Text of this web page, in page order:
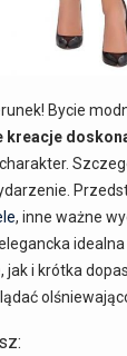
Bycie
kreacje
, inne ważne
i krótka